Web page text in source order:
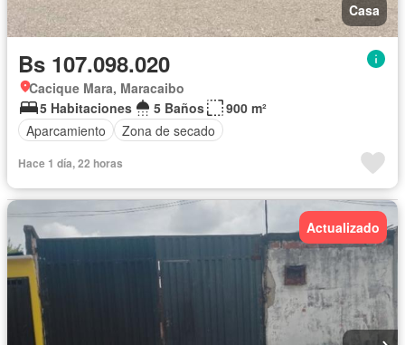
Casa
Bs 107.098.020
Cacique Mara, Maracaibo
5 Habitaciones
5 Baños
900 m²
Aparcamiento
Zona de secado
Hace 1 día, 22 horas
Actualizado